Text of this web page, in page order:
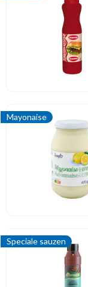
Mayonaise
Speciale sauzen